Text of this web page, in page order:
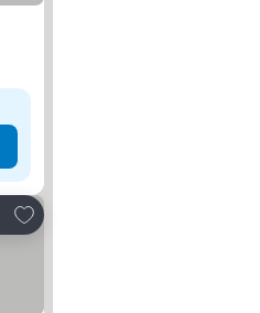
Lägg till i Mina Favoriter